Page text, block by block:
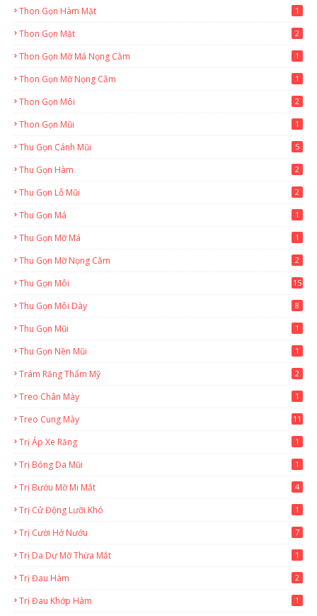
Thon Gọn Hàm Mặt 1
Thon Gọn Mặt 2
Thon Gọn Mỡ Má Nọng Cằm 1
Thon Gọn Mỡ Nọng Cằm 1
Thon Gọn Môi 2
Thon Gọn Mũi 1
Thu Gọn Cánh Mũi 5
Thu Gọn Hàm 2
Thu Gọn Lỗ Mũi 2
Thu Gọn Má 1
Thu Gọn Mỡ Má 1
Thu Gọn Mỡ Nọng Cằm 2
Thu Gọn Môi 15
Thu Gọn Môi Dày 8
Thu Gọn Mũi 1
Thu Gọn Nền Mũi 1
Trám Răng Thẩm Mỹ 2
Treo Chân Mày 1
Treo Cung Mày 11
Trị Áp Xe Răng 1
Trị Bóng Da Mũi 1
Trị Bướu Mỡ Mi Mắt 4
Trị Cử Động Lưỡi Khó 1
Trị Cười Hở Nướu 7
Trị Da Dư Mỡ Thừa Mắt 1
Trị Đau Hàm 2
Trị Đau Khớp Hàm 1